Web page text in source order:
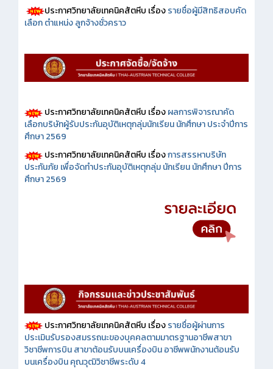
ประกาศวิทยาลัยเทคนิคสัตหีบ เรื่องรายชื่อผู้มีสิทธิสอบคัด
เลือก ตำแหน่ง ลูกจ้างชั่วคราว
ประกาศวิทยาลัยเทคนิคสัตหีบ เรื่องผลการพิจารณาคัด
เลือกบริษัทผู้รับประกันอุบัติเหตุกลุ่มนักเรียน นักศึกษา ประจำปีการ
ศึกษา 2569
ประกาศวิทยาลัยเทคนิคสัตหีบ เรื่องการสรรหาบริษัท
ประกันภัย เพื่อจัดทำประกันอุบัติเหตุกลุ่ม นักเรียน นักศึกษา ปีการ
ศึกษา 2569
ประกาศวิทยาลัยเทคนิคสัตหีบ เรื่องรายชื่อผู้ผ่านการ
ประเมินรับรองสมรรถนะของบุคคลตามมาตรฐานอาชีพสาขา
วิชาชีพการบิน สาขาต้อนรับบนเครื่องบิน อาชีพพนักงานต้อนรับ
บนเครื่องบิน คุณวุฒิวิชาชีพระดับ 4